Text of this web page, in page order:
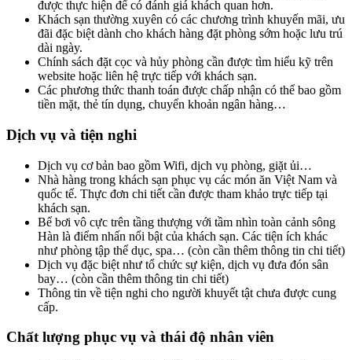
được thực hiện để có đánh giá khách quan hơn.
Khách sạn thường xuyên có các chương trình khuyến mãi, ưu
đãi đặc biệt dành cho khách hàng đặt phòng sớm hoặc lưu trú
dài ngày.
Chính sách đặt cọc và hủy phòng cần được tìm hiểu kỹ trên
website hoặc liên hệ trực tiếp với khách sạn.
Các phương thức thanh toán được chấp nhận có thể bao gồm
tiền mặt, thẻ tín dụng, chuyển khoản ngân hàng…
Dịch vụ và tiện nghi
Dịch vụ cơ bản bao gồm Wifi, dịch vụ phòng, giặt ủi…
Nhà hàng trong khách sạn phục vụ các món ăn Việt Nam và
quốc tế. Thực đơn chi tiết cần được tham khảo trực tiếp tại
khách sạn.
Bể bơi vô cực trên tầng thượng với tầm nhìn toàn cảnh sông
Hàn là điểm nhấn nổi bật của khách sạn. Các tiện ích khác
như phòng tập thể dục, spa… (còn cần thêm thông tin chi tiết)
Dịch vụ đặc biệt như tổ chức sự kiện, dịch vụ đưa đón sân
bay… (còn cần thêm thông tin chi tiết)
Thông tin về tiện nghi cho người khuyết tật chưa được cung
cấp.
Chất lượng phục vụ và thái độ nhân viên